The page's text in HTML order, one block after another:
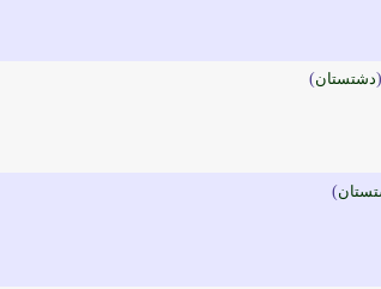
(دشتستان)
)